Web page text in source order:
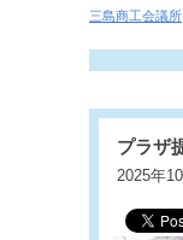
三島商工会議所
プラザ
2025年